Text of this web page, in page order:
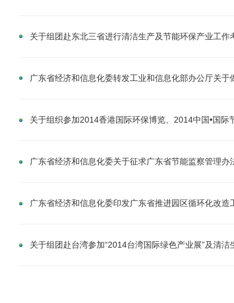
关于组团赴东北三省进行清洁生产及节能环保产业工作
广东省经济和信息化委转发工业和信息化部办公厅关
关于组织参加2014香港国际环保博览、2014中国•国际
广东省经济和信息化委关于征求广东省节能监察管理办
广东省经济和信息化委印发广东省推进园区循环化改造
关于组团赴台湾参加“2014台湾国际绿色产业展”及清